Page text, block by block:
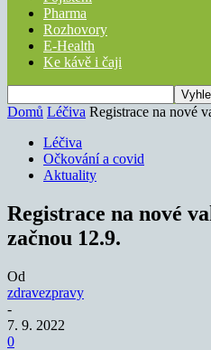
Pharma
Rozhovory
E-Health
Ke kávě i čaji
Domů Léčiva Registrace na nové
Léčiva
Očkování a covid
Aktuality
Registrace na nové
začnou 12.9.
Od
zdravezpravy
-
7. 9. 2022
0